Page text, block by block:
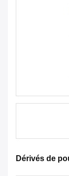
Dérivés de